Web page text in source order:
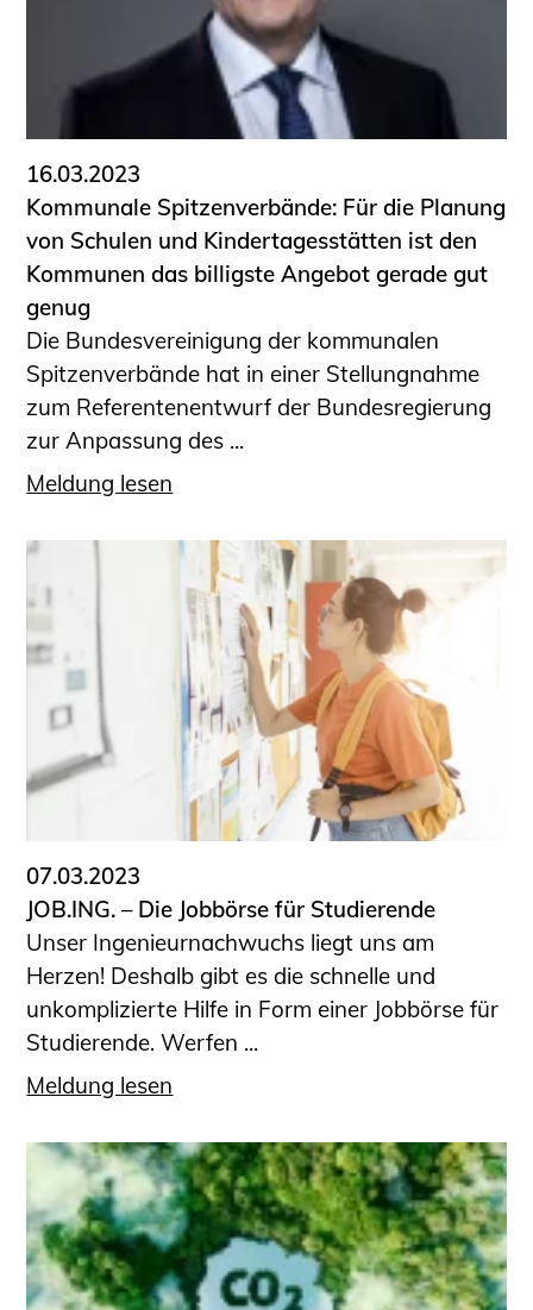
16.03.2023
Kommunale Spitzenverbände: Für die Planung
von Schulen und Kindertagesstätten ist den
Kommunen das billigste Angebot gerade gut
genug
Die Bundesvereinigung der kommunalen
Spitzenverbände hat in einer Stellungnahme
zum Referentenentwurf der Bundesregierung
zur Anpassung des ...
Meldung lesen
07.03.2023
JOB.ING. – Die Jobbörse für Studierende
Unser Ingenieurnachwuchs liegt uns am
Herzen! Deshalb gibt es die schnelle und
unkomplizierte Hilfe in Form einer Jobbörse für
Studierende. Werfen ...
Meldung lesen